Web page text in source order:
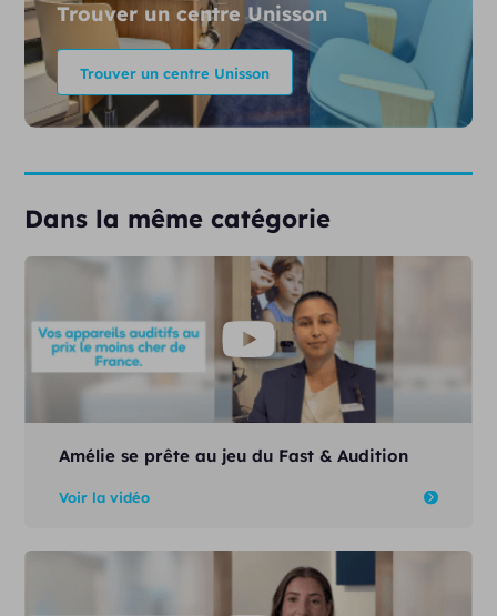
Trouver un centre Unisson
Trouver un centre Unisson
Dans la même catégorie
Amélie se prête au jeu du Fast & Audition
Voir la vidéo